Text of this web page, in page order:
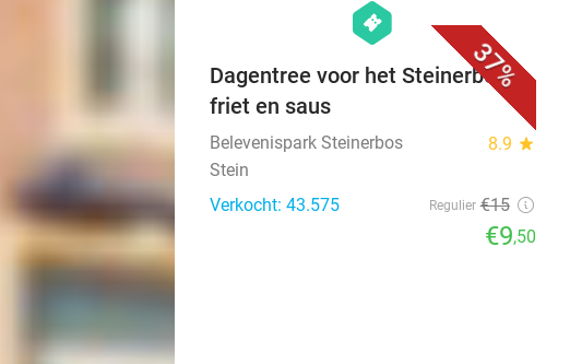
37%
hexagon
events
Dagentree voor het Steinerbos +
friet en saus
Belevenispark Steinerbos 8.9 star
Stein
Verkocht: 43.575
Regulier €15
€9,50